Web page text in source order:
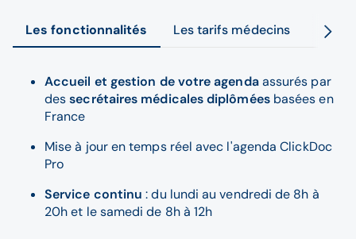
Les fonctionnalités Les tarifs médecins Les
Accueil et gestion de votre agendaassurés par
dessecrétaires médicales diplôméesbasées en
France
Mise à jour en temps réel avec l'agenda ClickDoc
Pro
Service continu : du lundi au vendredi de 8h à
20h et le samedi de 8h à 12h